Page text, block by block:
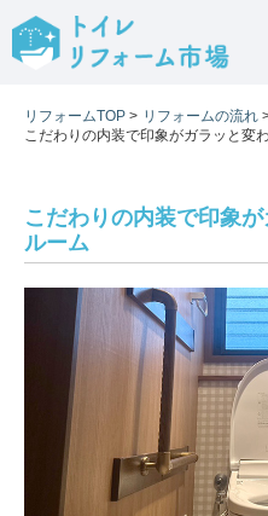
リフォームTOP > リフォームの流れ
こだわりの内装で印象がガラッと変
こだわりの内装で印象
ルーム